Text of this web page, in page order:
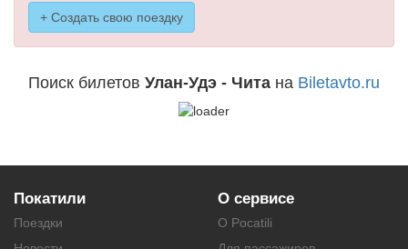
+ Создать свою поездку
Поиск билетов Улан-Удэ - Чита на Biletavto.ru
Покатили
Поездки
О сервисе
О Pocatili